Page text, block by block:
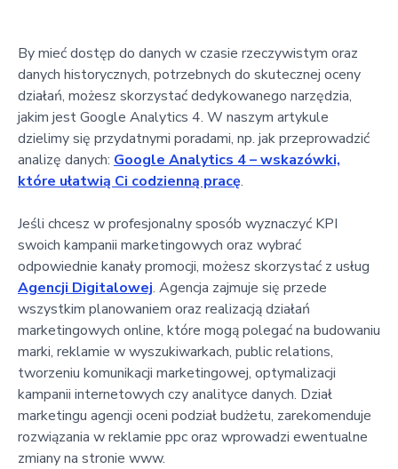
By mieć dostęp do danych w czasie rzeczywistym oraz
danych historycznych, potrzebnych do skutecznej oceny
działań, możesz skorzystać dedykowanego narzędzia,
jakim jest Google Analytics 4. W naszym artykule
dzielimy się przydatnymi poradami, np. jak przeprowadzić
analizę danych: Google Analytics 4 – wskazówki,
które ułatwią Ci codzienną pracę.
Jeśli chcesz w profesjonalny sposób wyznaczyć KPI
swoich kampanii marketingowych oraz wybrać
odpowiednie kanały promocji, możesz skorzystać z usług
Agencji Digitalowej. Agencja zajmuje się przede
wszystkim planowaniem oraz realizacją działań
marketingowych online, które mogą polegać na budowaniu
marki, reklamie w wyszukiwarkach, public relations,
tworzeniu komunikacji marketingowej, optymalizacji
kampanii internetowych czy analityce danych. Dział
marketingu agencji oceni podział budżetu, zarekomenduje
rozwiązania w reklamie ppc oraz wprowadzi ewentualne
zmiany na stronie www.